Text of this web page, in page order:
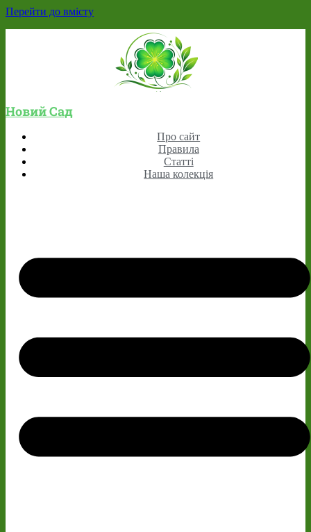
Перейти до вмісту
Новий Сад
Про сайт
Правила
Статті
Наша колекція